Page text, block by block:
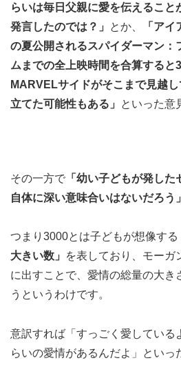
らいは毎日父親に愛を伝えること
発言したのでは？」
とか、
「ア
の夏公開されるスパイダーマン：
ムまでの全上映時間を合算すると
MARVELサイドがそこまで見越
立てた可能性もある」
といった意
その一方で 「幼い子どもが発し
自体に深い意味合いはないだろう」
つまり3000とは子どもが想像する
大きい数」
を表しており、モーガ
に出すことで、愛情の総量の大き
うというわけです。
意訳すれば「すっごく愛している
らいの愛情があるんだよ」といっ